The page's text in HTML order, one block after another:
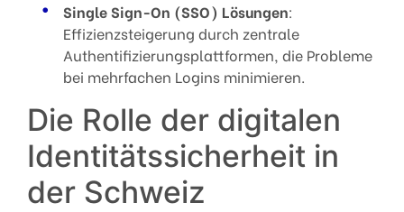
Single Sign-On (SSO) Lösungen:
Effizienzsteigerung durch zentrale
Authentifizierungsplattformen, die Probleme
bei mehrfachen Logins minimieren.
Die Rolle der digitalen
Identitätssicherheit in
der Schweiz